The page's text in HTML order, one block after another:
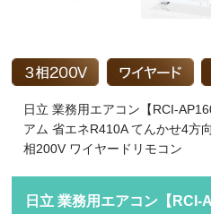
日立 業務用エアコン【RCI-
アム 省エネR410A てんかせ4方
相200V ワイヤードリモコン
日立 業務用エアコン【RCI-